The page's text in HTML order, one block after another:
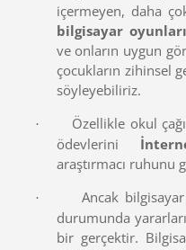
içermeyen, daha
bilgisayar
ve onların uygun
çocukların zihinsel
söyleyebiliriz.
·
Özellikle okul
ödevlerini
araştırmacı ruhunu
· Ancak
durumunda
bir gerçektir.